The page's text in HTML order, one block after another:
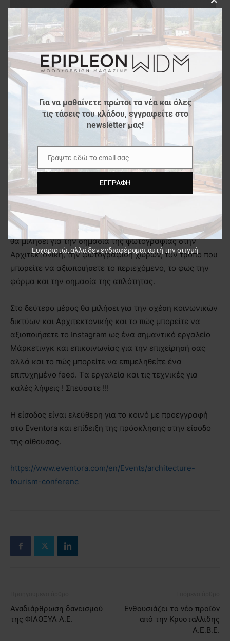
ΗAρχιτέκτων
Instagrammer Ειρήνη Γιωτοπούλου
workshop με θέμα RE-VIEW SPACES. Στο πρώτο μέρος
θα μιλήσει για την σημασία της φωτογραφίας στην
Αρχιτεκτονική, την φωτογράφιση χώρων, τον τρόπο που
μπορείτε να αξιοποιήσετε το περιεχόμενο, το φως την
φόρμα και την σημασία της απλότητας.
Στο δεύτερο μέρος θα μιλήσει για την σχέση κοινωνικών
δικτύων και Αρχιτεκτονικής και το πώς μπορείτε να
αξιοποιήσετε το Instagram ως ένα σημαντικό εργαλείο
Μάρκετινγκ και επικοινωνίας για την επιχείρησή σας
αλλά και το πώς μπορείτε να επιμεληθείτε ένα
επιτυχημένο feed. Tα εργαλεία και τις τεχνικές για
καλές λήψεις ! Σπεύσατε !!!
Η είσοδος είναι ελεύθερη για το κοινό με προεγγραφή
στο Eventora και επίδειξη της πρόσκλησης στην είσοδο
της αίθουσας.
https://www.eventora.com/en/Events/architecture-
tourism-conferenc
Αναδιάρθρωση δανεισμού
της ΦΙΛΟΞΥΛ Α.Ε.
Ενθουσιάζει το νέο προϊόν
από την Κρυσταλλίδης
Α.Ε.Β.Ε.
Για να μαθαίνετε πρώτοι τα νέα και όλες
τις τάσεις του κλάδου, εγγραφείτε στο
newsletter μας!
Email
Γράψτε εδώ το email σας
ΕΓΓΡΑΦΉ
Ευχαριστώ, αλλά δεν ενδιαφέρομαι αυτή την στιγμή